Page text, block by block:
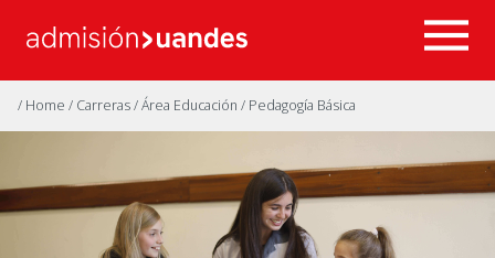
/ Home / Carreras/ Área Educación / Pedagogía Básica